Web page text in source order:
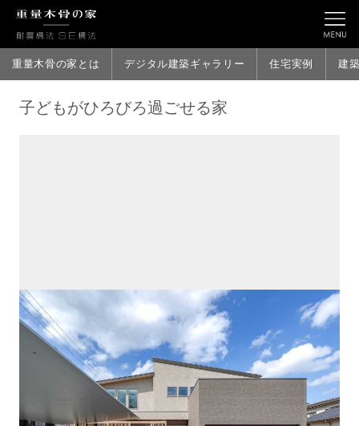
重量木骨の家とは デジタル建築ギャラリー 住宅実例 建
子どもがひろびろ過ごせる家